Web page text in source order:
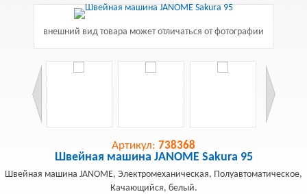
внешний вид товара может отличаться от фотографии
Артикул: 738368
Швейная машина JANOME Sakura 95
Швейная машина JANOME, Электромеханическая, Полуавтоматическое,
Качающийся, белый.